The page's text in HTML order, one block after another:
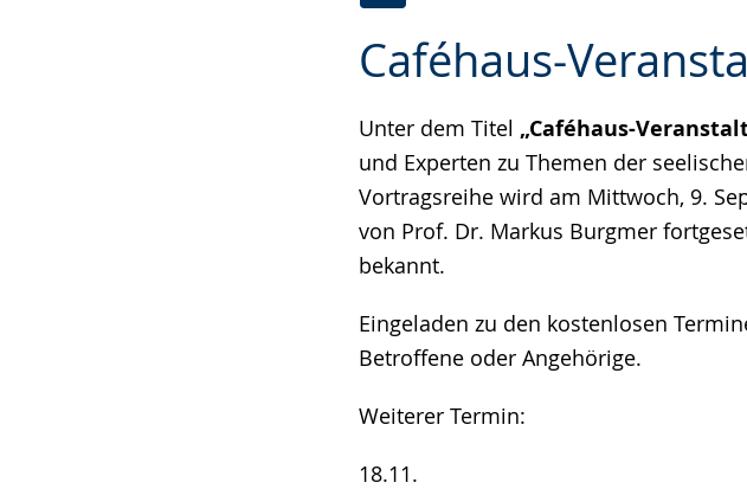
Caféhaus-
Unter dem Titel „Caféhaus-
und Experten zu Themen der
Vortragsreihe wird am Mittwoch, 9.
von Prof. Dr. Markus Burgmer
bekannt.
Eingeladen zu den kostenlosen
Betroffene oder Angehörige.
Weiterer Termin:
18.11.
Leichten
wechseln.
Audio-
Video
Deutscher
Gebärdensprache
wird
angezeigt.